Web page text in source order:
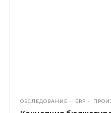
ОБСЛЕДОВАНИЕ ERP